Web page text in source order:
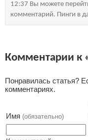
12:37 Вы можете
комментарий. Пинги в
Комментарии к
Понравилась статья?
комментариях.
Имя (обязательно)